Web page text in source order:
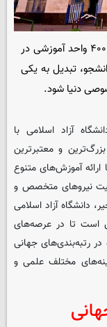
دانشگاه آزاد اسلامی توانسته است با بیش از ۴۰۰ واحد آموزشی در
از ۱.۵ میلیون دانشجو، تبدیل به یکی
دنیا شود.
آزاد اسلامی با
و معتبرترین
ارائه آموزش‌های متنوع
نیروهای متخصص و
دانشگاه آزاد اسلامی
است تا در عرصه‌های
در رتبه‌بندی‌های جهانی
مختلف علمی و